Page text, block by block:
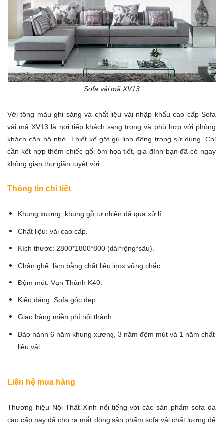
Sofa vải mã XV13
Với tông màu ghi sáng và chất liệu vải nhập khẩu cao cấp Sofa
vải mã XV13 là nơi tiếp khách sang trọng và phù hợp với phòng
khách căn hộ nhỏ. Thiết kế gật gù linh động trong sử dụng. Chỉ
cần kết hợp thêm chiếc gối ôm họa tiết, gia đình bạn đã có ngay
không gian thư giãn tuyệt vời.
Thông tin chi tiết
Khung xương: khung gỗ tự nhiên đã qua xử lí.
Chất liệu: vải cao cấp.
Kích thước: 2800*1800*800 (dài*rộng*sâu).
Chân ghế: làm bằng chất liệu inox vững chắc.
Đệm mút: Vạn Thành K40.
Kiểu dáng: Sofa góc đẹp
Giao hàng miễn phí nội thành.
Bảo hành 6 năm khung xương, 3 năm đệm mút và 1 năm chất
liệu vải.
Liên hệ mua hàng
Thương hiệu Nội Thất Xinh nổi tiếng với các sản phẩmsofa da
cao cấp nay đã cho ra mắt dòng sản phẩm sofa vải chất lượng để